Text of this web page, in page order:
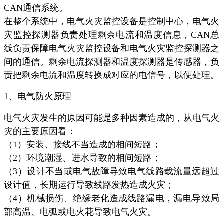
CAN通信系统。
在整个系统中，电气火灾监控设备是控制中心，电气火
灾监控探测器负责处理剩余电流和温度信息，CAN总
线负责保障电气火灾监控设备和电气火灾监控探测器之
间的通信。剩余电流探测器和温度探测器是传感器，负
责把剩余电流和温度转换成对应的电信号，以便处理。
1、电气防火原理
电气火灾发生的原因可能是多种因素造成的，从电气火
灾的主要原因看：
（1）安装、接线不当造成的相间短路；
（2）环境潮湿、进水导致的相间短路；
（3）设计不当或电气故障导致电气线路载流量远超过
设计值，长期运行导致线路发热造成火灾；
（4）机械损伤、绝缘老化造成线路漏电，漏电导致局
部高温、电弧或电火花导致电气火灾。